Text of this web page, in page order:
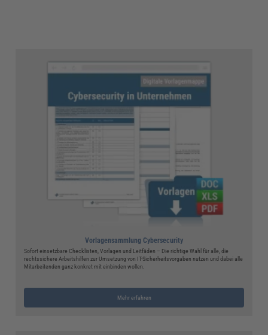
Vorlagensammlung Cybersecurity
Sofort einsetzbare Checklisten, Vorlagen und Leitfäden – Die richtige Wahl für alle, die
rechtssichere Arbeitshilfen zur Umsetzung von IT-Sicherheitsvorgaben nutzen und dabei alle
Mitarbeitenden ganz konkret mit einbinden wollen.
Mehr erfahren